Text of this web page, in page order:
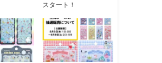
スタート！